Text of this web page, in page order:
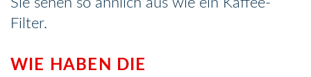
Filter.
WIE HABEN DIE